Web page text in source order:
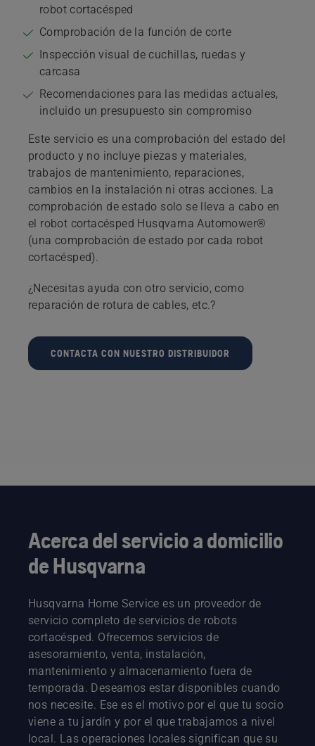
robot cortacésped
Comprobación de la función de corte
Inspección visual de cuchillas, ruedas y
carcasa
Recomendaciones para las medidas actuales,
incluido un presupuesto sin compromiso
Este servicio es una comprobación del estado del
producto y no incluye piezas y materiales,
trabajos de mantenimiento, reparaciones,
cambios en la instalación ni otras acciones. La
comprobación de estado solo se lleva a cabo en
el robot cortacésped Husqvarna Automower®
(una comprobación de estado por cada robot
cortacésped).
¿Necesitas ayuda con otro servicio, como
reparación de rotura de cables, etc.?
CONTACTA CON NUESTRO DISTRIBUIDOR
Acerca del servicio a domicilio
de Husqvarna
Husqvarna Home Service es un proveedor de
servicio completo de servicios de robots
cortacésped. Ofrecemos servicios de
asesoramiento, venta, instalación,
mantenimiento y almacenamiento fuera de
temporada. Deseamos estar disponibles cuando
nos necesite. Ese es el motivo por el que tu socio
viene a tu jardín y por el que trabajamos a nivel
local. Las operaciones locales significan que su